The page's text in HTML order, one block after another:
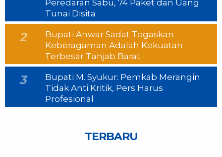
Peredaran Sabu, 74 Paket dan Uang
Tunai Disita
2
Bupati Anwar Sadat Tegaskan
Keberagaman Adalah Kekuatan
Terbesar Tanjab Barat
3
Bupati M. Syukur: Pemkab Merangin
Tidak Anti Kritik, Pers Harus
Profesional
TERBARU